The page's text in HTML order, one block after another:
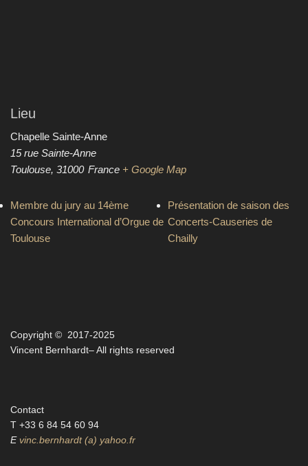
Lieu
Chapelle Sainte-Anne
15 rue Sainte-Anne
Toulouse, 31000 France + Google Map
Membre du jury au 14ème
Concours International d’Orgue de
Toulouse
Présentation de saison des
Concerts-Causeries de
Chailly
Copyright © 2017-2025
Vincent Bernhardt– All rights reserved
Contact
T +33 6 84 54 60 94‬
E vinc.bernhardt (a) yahoo.fr